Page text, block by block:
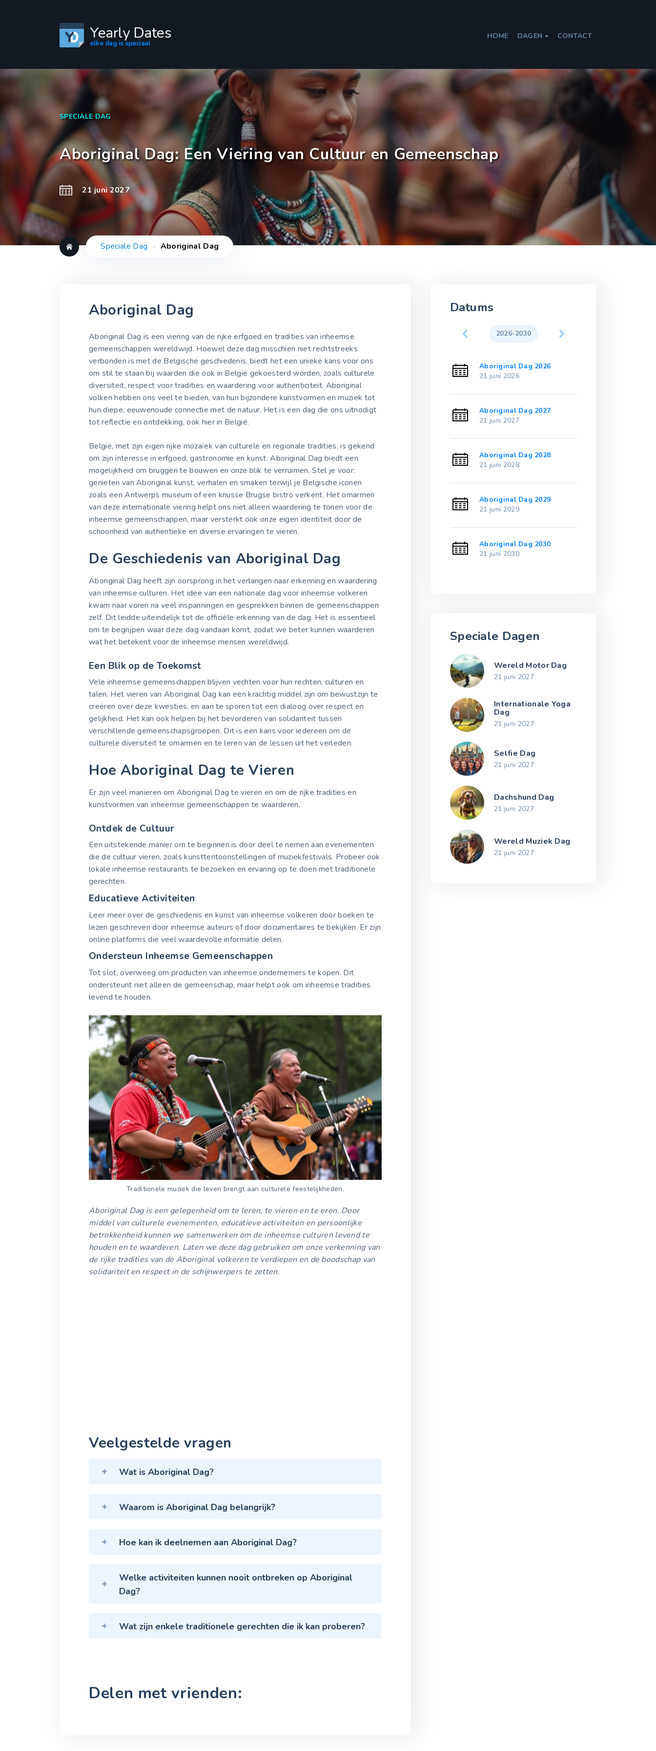
Yearly Dates
elke dag is speciaal
HOME DAGEN  CONTACT
SPECIALE DAG
Aboriginal Dag: Een Viering van Cultuur en Gemeenschap
21 juni 2027
Speciale Dag Aboriginal Dag
Aboriginal Dag
Aboriginal Dag is een viering van de rijke erfgoed en tradities van inheemse
gemeenschappen wereldwijd. Hoewel deze dag misschien niet rechtstreeks
verbonden is met de Belgische geschiedenis, biedt het een unieke kans voor ons
om stil te staan bij waarden die ook in België gekoesterd worden, zoals culturele
diversiteit, respect voor tradities en waardering voor authenticiteit. Aboriginal
volken hebben ons veel te bieden, van hun bijzondere kunstvormen en muziek tot
hun diepe, eeuwenoude connectie met de natuur. Het is een dag die ons uitnodigt
tot reflectie en ontdekking, ook hier in België.
België, met zijn eigen rijke mozaïek van culturele en regionale tradities, is gekend
om zijn interesse in erfgoed, gastronomie en kunst. Aboriginal Dag biedt een
mogelijkheid om bruggen te bouwen en onze blik te verruimen. Stel je voor:
genieten van Aboriginal kunst, verhalen en smaken terwijl je Belgische iconen
zoals een Antwerps museum of een knusse Brugse bistro verkent. Het omarmen
van deze internationale viering helpt ons niet alleen waardering te tonen voor de
inheemse gemeenschappen, maar versterkt ook onze eigen identiteit door de
schoonheid van authentieke en diverse ervaringen te vieren.
De Geschiedenis van Aboriginal Dag
Aboriginal Dag heeft zijn oorsprong in het verlangen naar erkenning en waardering
van inheemse culturen. Het idee van een nationale dag voor inheemse volkeren
kwam naar voren na veel inspanningen en gesprekken binnen de gemeenschappen
zelf. Dit leidde uiteindelijk tot de officiële erkenning van de dag. Het is essentieel
om te begrijpen waar deze dag vandaan komt, zodat we beter kunnen waarderen
wat het betekent voor de inheemse mensen wereldwijd.
Een Blik op de Toekomst
Vele inheemse gemeenschappen blijven vechten voor hun rechten, culturen en
talen. Het vieren van Aboriginal Dag kan een krachtig middel zijn om bewustzijn te
creëren over deze kwesties, en aan te sporen tot een dialoog over respect en
gelijkheid. Het kan ook helpen bij het bevorderen van solidariteit tussen
verschillende gemeenschapsgroepen. Dit is een kans voor iedereen om de
culturele diversiteit te omarmen en te leren van de lessen uit het verleden.
Hoe Aboriginal Dag te Vieren
Er zijn veel manieren om Aboriginal Dag te vieren en om de rijke tradities en
kunstvormen van inheemse gemeenschappen te waarderen.
Ontdek de Cultuur
Een uitstekende manier om te beginnen is door deel te nemen aan evenementen
die de cultuur vieren, zoals kunsttentoonstellingen of muziekfestivals. Probeer ook
lokale inheemse restaurants te bezoeken en ervaring op te doen met traditionele
gerechten.
Educatieve Activiteiten
Leer meer over de geschiedenis en kunst van inheemse volkeren door boeken te
lezen geschreven door inheemse auteurs of door documentaires te bekijken. Er zijn
online platforms die veel waardevolle informatie delen.
Ondersteun Inheemse Gemeenschappen
Tot slot, overweeg om producten van inheemse ondernemers te kopen. Dit
ondersteunt niet alleen de gemeenschap, maar helpt ook om inheemse tradities
levend te houden.
Traditionele muziek die leven brengt aan culturele feestelijkheden.
Aboriginal Dag is een gelegenheid om te leren, te vieren en te eren. Door
middel van culturele evenementen, educatieve activiteiten en persoonlijke
betrokkenheid kunnen we samenwerken om de inheemse culturen levend te
houden en te waarderen. Laten we deze dag gebruiken om onze verkenning van
de rijke tradities van de Aboriginal volkeren te verdiepen en de boodschap van
solidariteit en respect in de schijnwerpers te zetten.
Veelgestelde vragen
Wat is Aboriginal Dag?
Waarom is Aboriginal Dag belangrijk?
Hoe kan ik deelnemen aan Aboriginal Dag?
Welke activiteiten kunnen nooit ontbreken op Aboriginal
Dag?
Wat zijn enkele traditionele gerechten die ik kan proberen?
Delen met vrienden:
Datums
Aboriginal Dag 2021
21 juni 2021
Aboriginal Dag 2022
Aboriginal Dag 2023
Aboriginal Dag 2024
21 juni 2024
2026-2030
Aboriginal Dag 2026
21 juni 2026
Aboriginal Dag 2027
21 juni 2027
Aboriginal Dag 2028
21 juni 2028
Aboriginal Dag 2029
21 juni 2029
Aboriginal Dag 2030
21 juni 2030
Speciale Dagen
Wereld Motor Dag
21 juni 2027
Internationale Yoga
Dag
21 juni 2027
Selfie Dag
21 juni 2027
Dachshund Dag
21 juni 2027
Wereld Muziek Dag
21 juni 2027